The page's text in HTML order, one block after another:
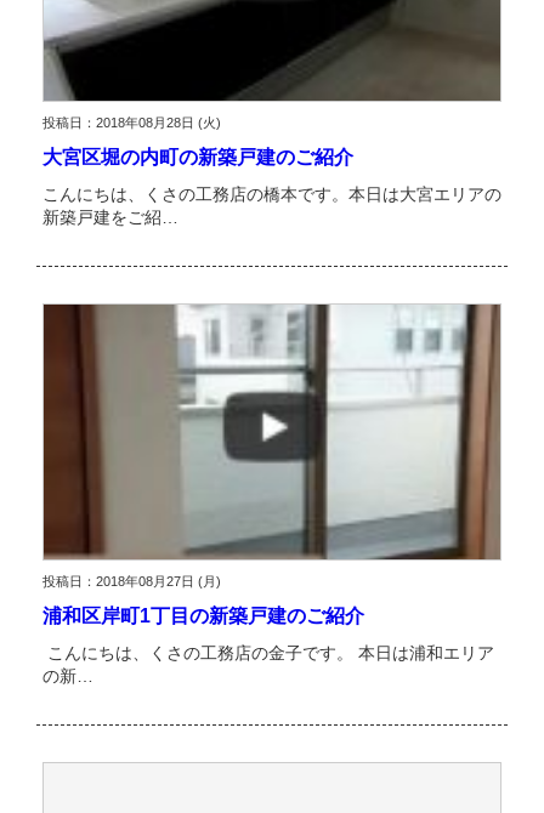
投稿日：2018年08月28日 (火)
大宮区堀の内町の新築戸建のご紹介
こんにちは、くさの工務店の橋本です。本日は大宮エリアの
新築戸建をご紹…
投稿日：2018年08月27日 (月)
浦和区岸町1丁目の新築戸建のご紹介
こんにちは、くさの工務店の金子です。 本日は浦和エリア
の新…